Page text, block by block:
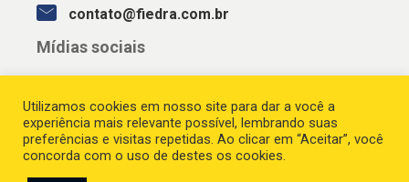
contato@fiedra.com.br
Mídias sociais
Utilizamos cookies em nosso site para dar a você a
experiência mais relevante possível, lembrando suas
preferências e visitas repetidas. Ao clicar em “Aceitar”, você
concorda com o uso de destes os cookies.